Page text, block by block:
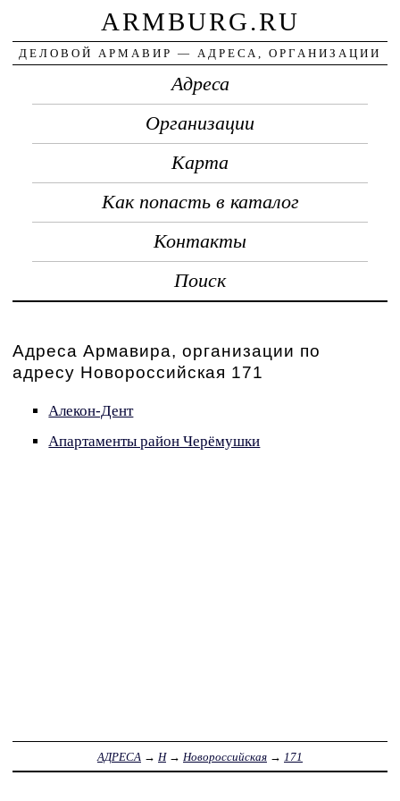
ARMBURG.RU
ДЕЛОВОЙ АРМАВИР — АДРЕСА, ОРГАНИЗАЦИИ
Адреса
Организации
Карта
Как попасть в каталог
Контакты
Поиск
Адреса Армавира, организации по
адресу Новороссийская 171
Алекон-Дент
Апартаменты район Черёмушки
АДРЕСА → Н→ Новороссийская → 171